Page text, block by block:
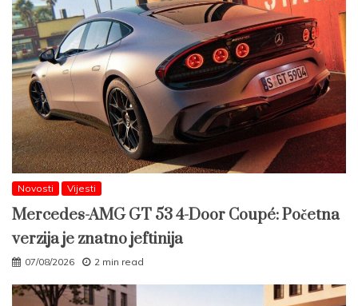
Novosti Vijesti
Mercedes-AMG GT 53 4-Door Coupé: Početna
verzija je znatno jeftinija
07/08/2026 2 min read